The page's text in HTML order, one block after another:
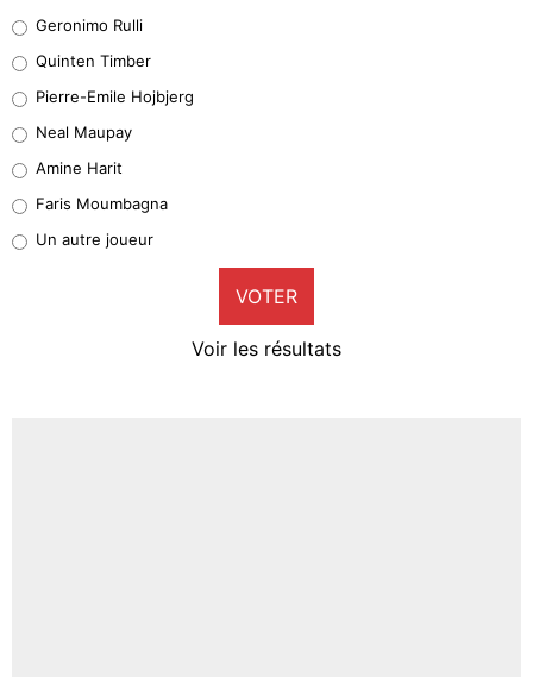
32%
5%
1%
9%
Geronimo Rulli
Quinten Timber
Pierre-Emile Hojbjerg
Neal Maupay
Amine Harit
Faris Moumbagna
Un autre joueur
VOTER
Voir les résultats